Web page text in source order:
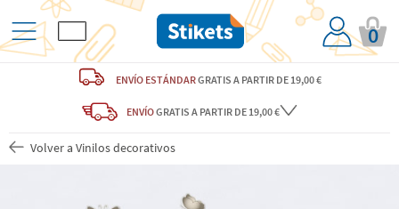
0
ENVÍO ESTÁNDARGRATIS A PARTIR DE 19,00 €
ENVÍOGRATIS A PARTIR DE 19,00 €
Volver a Vinilos decorativos